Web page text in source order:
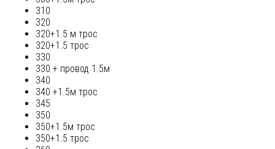
310
320
320+1.5 м трос
320+1.5 трос
330
330 + провод 1.5м
340
340 +1.5м трос
345
350
350+1.5м трос
350+1.5 трос